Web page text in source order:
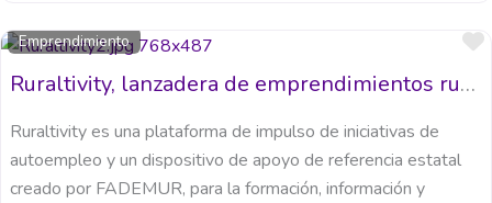
Emprendimiento
Ruraltivity, lanzadera de emprendimientos rurales
Ruraltivity es una plataforma de impulso de iniciativas de
autoempleo y un dispositivo de apoyo de referencia estatal
creado por FADEMUR, para la formación, información y